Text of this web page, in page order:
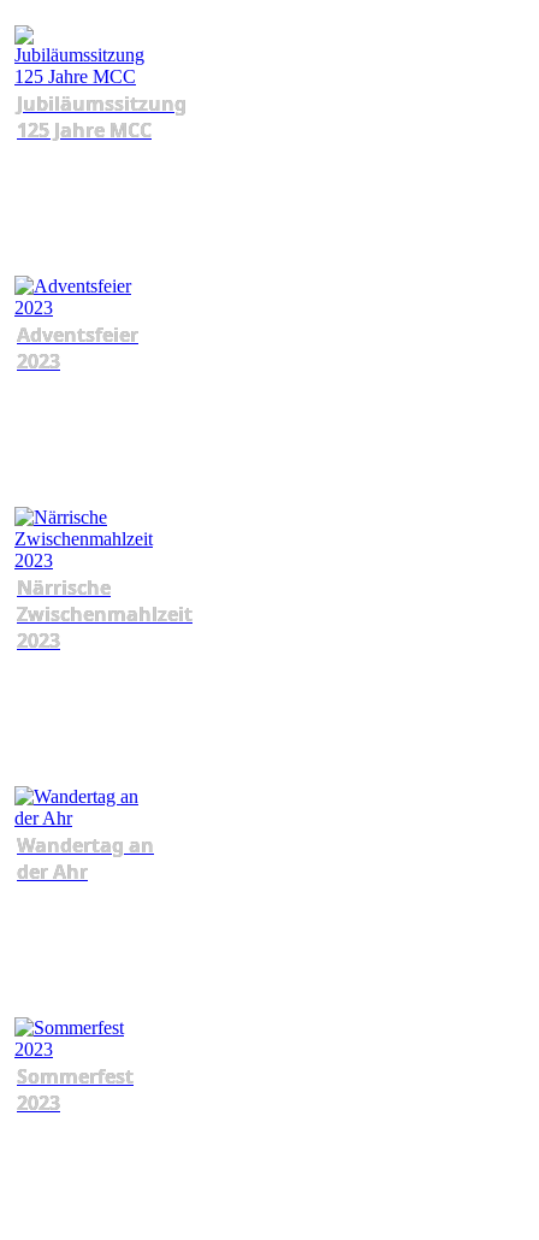
Jubiläumssitzung
125 Jahre MCC
Adventsfeier
2023
Närrische
Zwischenmahlzeit
2023
Wandertag an
der Ahr
Sommerfest
2023